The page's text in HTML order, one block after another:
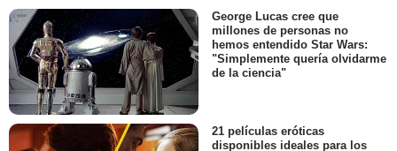
George Lucas cree que
millones de personas no
hemos entendido Star Wars:
"Simplemente quería olvidarme
de la ciencia"
21 películas eróticas
disponibles ideales para los